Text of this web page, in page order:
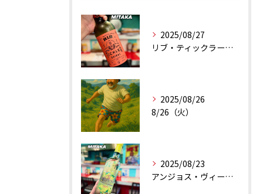
2025/08/27
リブ・ティックラー・カリフォルニア・シラーズ
2025/08/26
8/26（火）
2025/08/23
アンジョス・ヴィーニョ・ヴェルデ